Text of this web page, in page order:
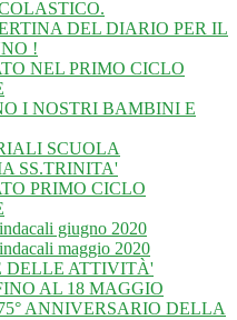
DEL DIARIO PER IL
!
NEL PRIMO CICLO
I NOSTRI BAMBINI E
SCUOLA
SS.TRINITA'
PRIMO CICLO
giugno 2020
maggio 2020
DELLE ATTIVITÀ'
AL 18 MAGGIO
ANNIVERSARIO DELLA